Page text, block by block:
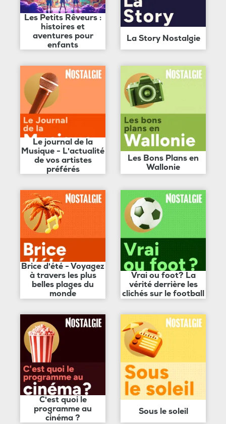
Les Petits Rêveurs :
histoires et
aventures pour
enfants
La Story Nostalgie
Le journal de la
Musique - L'actualité
de vos artistes
préférés
Les Bons Plans en
Wallonie
Brice d'été - Voyagez
à travers les plus
belles plages du
monde
Vrai ou foot? La
vérité derrière les
clichés sur le football
C'est quoi le
programme au
cinéma ?
Sous le soleil